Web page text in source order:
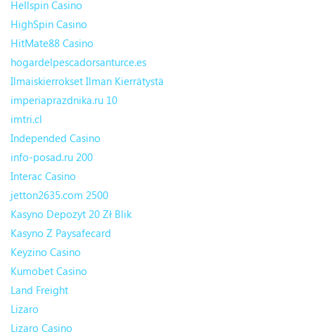
Hellspin Casino
HighSpin Casino
HitMate88 Casino
hogardelpescadorsanturce.es
Ilmaiskierrokset Ilman Kierrätystä
imperiaprazdnika.ru 10
imtri.cl
Independed Casino
info-posad.ru 200
Interac Casino
jetton2635.com 2500
Kasyno Depozyt 20 Zł Blik
Kasyno Z Paysafecard
Keyzino Casino
Kumobet Casino
Land Freight
Lizaro
Lizaro Casino